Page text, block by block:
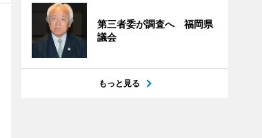
第三者委が調査へ 福岡県
議会
もっと見る